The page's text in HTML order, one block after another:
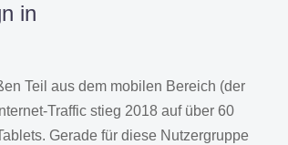
in
Teil aus dem mobilen Bereich (der
Traffic stieg 2018 auf über 60
Gerade für diese Nutzergruppe